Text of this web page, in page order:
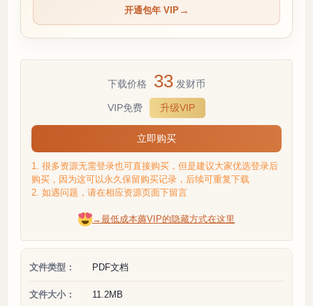
开通包年 VIP
下载价格 33 发财币
VIP免费 升级VIP
立即购买
1. 很多资源无需登录也可直接购买，但是建议大家优选登录后
购买，因为这可以永久保留购买记录，后续可重复下载
2. 如遇问题，请在相应资源页面下留言
→最低成本薅VIP的隐藏方式在这里
文件类型： PDF文档
文件大小： 11.2MB